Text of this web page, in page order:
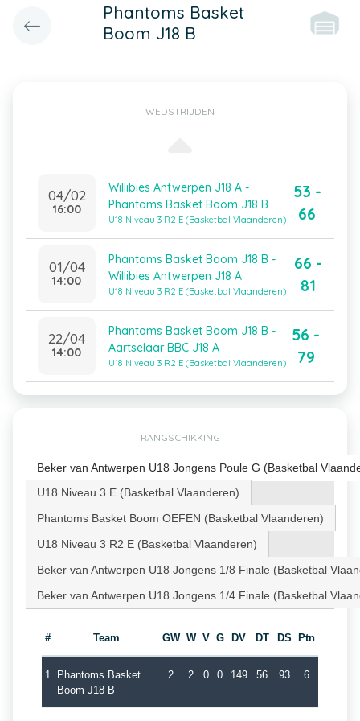
Phantoms Basket
Boom J18 B
WEDSTRIJDEN
04/02
16:00
Willibies Antwerpen J18 A -
Phantoms Basket Boom J18 B
U18 Niveau 3 R2 E (Basketbal Vlaanderen)
53 -
66
01/04
14:00
Phantoms Basket Boom J18 B -
Willibies Antwerpen J18 A
U18 Niveau 3 R2 E (Basketbal Vlaanderen)
66 -
81
22/04
14:00
Phantoms Basket Boom J18 B -
Aartselaar BBC J18 A
U18 Niveau 3 R2 E (Basketbal Vlaanderen)
56 -
79
RANGSCHIKKING
Beker van Antwerpen U18 Jongens Poule G (Basketbal
U18 Niveau 3 E (Basketbal Vlaanderen)
Phantoms Basket Boom OEFEN (Basketbal Vlaanderen)
U18 Niveau 3 R2 E (Basketbal Vlaanderen)
Beker van Antwerpen U18 Jongens 1/8 Finale (Basketbal
Beker van Antwerpen U18 Jongens 1/4 Finale (Basketbal
# Team GW W V G DV DT DS Ptn
1
Phantoms Basket
Boom J18 B
2 2 0 0 149 56 93 6